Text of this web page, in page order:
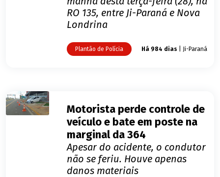
RO 135, entre Ji-Paraná e Nova
Londrina
Plantão de Polícia Há 984 dias | Ji-Paraná
Motorista perde controle de
veículo e bate em poste na
marginal da 364
Apesar do acidente, o condutor
não se feriu. Houve apenas
danos materiais